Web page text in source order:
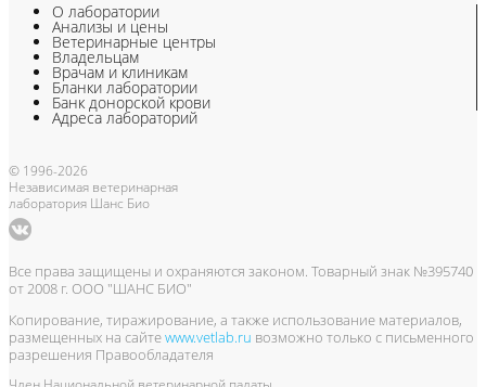
О лаборатории
Анализы и цены
Ветеринарные центры
Владельцам
Врачам и клиникам
Бланки лаборатории
Банк донорской крови
Адреса лабораторий
© 1996-2026
Независимая ветеринарная
лаборатория Шанс Био
Все права защищены и охраняются законом. Товарный знак №395740
от 2008 г. ООО "ШАНС БИО"
Копирование, тиражирование, а также использование материалов,
размещенных на сайтеwww.vetlab.ru возможно только с письменного
разрешения Правообладателя